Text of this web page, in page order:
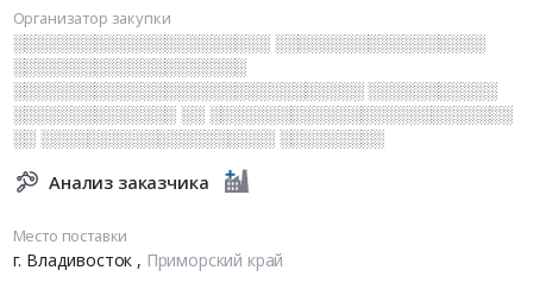
Организатор закупки
░░░░░░░░░░░░░░░░░░░░░░ ░░░░░░░░░░░░░░░░░░
░░░░░░░░░░░░░░░░░░░░
░░░░░░░░░░░░░░░░░░░░░░░░░░░░░░ ░░░░░░░░░░░
░░░░░░░░░░░░░░ ░░ ░░░░░░░░░░░░░░░░░░░░░░░░░░
░░ ░░░░░░░░░░░░░░░░░░░░ ░░░░░░░░░
Анализ заказчика
Место поставки
г. Владивосток , Приморский край